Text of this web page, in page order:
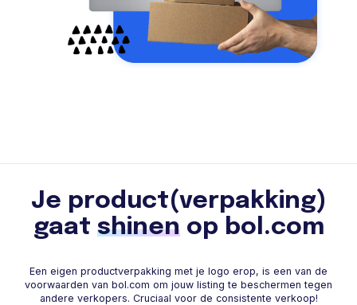
Je product(verpakking)
gaat shinenop bol.com
Een eigen productverpakking met je logo erop, is een van de
voorwaarden van bol.com om jouw listing te beschermen tegen
andere verkopers. Cruciaal voor de consistente verkoop!